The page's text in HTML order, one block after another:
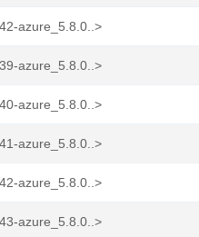
azure_5.8.0..>
azure_5.8.0..>
azure_5.8.0..>
azure_5.8.0..>
azure_5.8.0..>
azure_5.8.0..>